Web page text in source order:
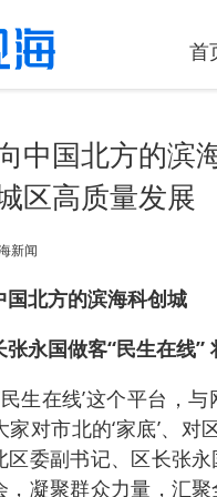
首
中国北方的滨
区高质量发展
新闻
国北方的滨海科创城
张永国做客“民生在线
民生在线’这个平台，
家对市北的‘家底’、
区委副书记、区长张
，凝聚群众力量，汇